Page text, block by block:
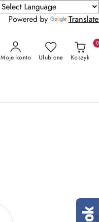
Powered by Translate
Moje konto Ulubione Koszyk
0